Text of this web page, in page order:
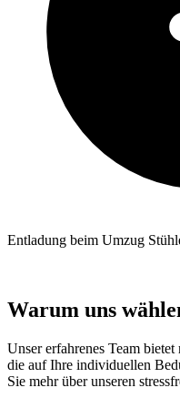
Entladung beim Umzug
Warum uns
Unser erfahrenes Team
die auf Ihre individuellen
Sie mehr über unseren